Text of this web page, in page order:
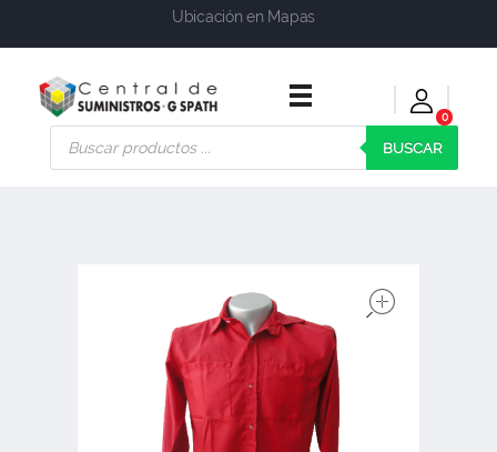
Ubicación en Mapas
Central de Suministros Gspath
Suministros y soluciones integrales para su empresa o negocio
0
BUSCAR